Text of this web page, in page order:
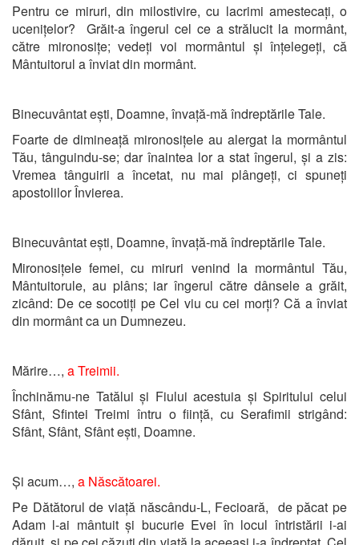
Pentru ce miruri, din milostivire, cu lacrimi amestecați, o
ucenițelor? Grăit-a îngerul cel ce a strălucit la mormânt,
către mironosițe; vedeți voi mormântul și înțelegeți, că
Mântuitorul a înviat din mormânt.
Binecuvântat ești, Doamne, învață-mă îndreptările Tale.
Foarte de dimineață mironosițele au alergat la mormântul
Tău, tânguindu-se; dar înaintea lor a stat îngerul, și a zis:
Vremea tânguirii a încetat, nu mai plângeți, ci spuneți
apostolilor Învierea.
Binecuvântat ești, Doamne, învață-mă îndreptările Tale.
Mironosițele femei, cu miruri venind la mormântul Tău,
Mântuitorule, au plâns; iar îngerul către dânsele a grăit,
zicând: De ce socotiți pe Cel viu cu cei morți? Că a înviat
din mormânt ca un Dumnezeu.
Mărire…, a Treimii.
Închinămu-ne Tatălui și Fiului acestuia și Spiritului celui
Sfânt, Sfintei Treimi întru o ființă, cu Serafimii strigând:
Sfânt, Sfânt, Sfânt ești, Doamne.
Și acum…, a Născătoarei.
Pe Dătătorul de viață născându-L, Fecioară, de păcat pe
Adam l-ai mântuit și bucurie Evei în locul întristării i-ai